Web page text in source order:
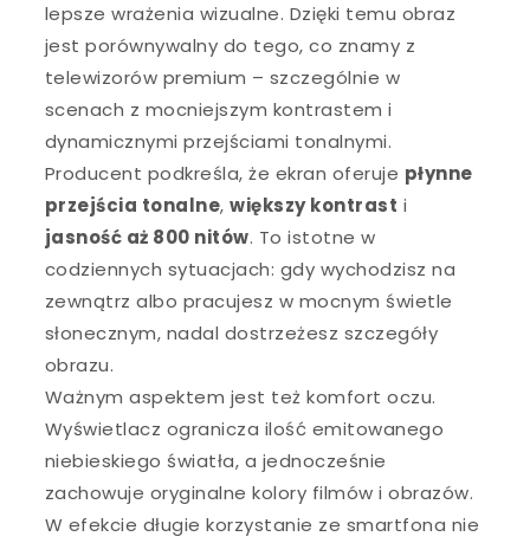
lepsze wrażenia wizualne. Dzięki temu obraz
jest porównywalny do tego, co znamy z
telewizorów premium – szczególnie w
scenach z mocniejszym kontrastem i
dynamicznymi przejściami tonalnymi.
Producent podkreśla, że ekran oferuje płynne
przejścia tonalne,większy kontrast i
jasność aż 800 nitów. To istotne w
codziennych sytuacjach: gdy wychodzisz na
zewnątrz albo pracujesz w mocnym świetle
słonecznym, nadal dostrzeżesz szczegóły
obrazu.
Ważnym aspektem jest też komfort oczu.
Wyświetlacz ogranicza ilość emitowanego
niebieskiego światła, a jednocześnie
zachowuje oryginalne kolory filmów i obrazów.
W efekcie długie korzystanie ze smartfona nie